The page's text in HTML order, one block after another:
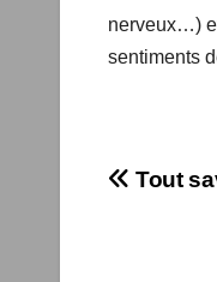
dit notre
nerveux…)